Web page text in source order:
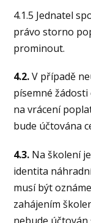
4.1.5 Jednatel
právo storno
prominout.
4.2.V případě
písemné
na vrácení
bude účtována
4.3. Na školení
identita
musí být
zahájením